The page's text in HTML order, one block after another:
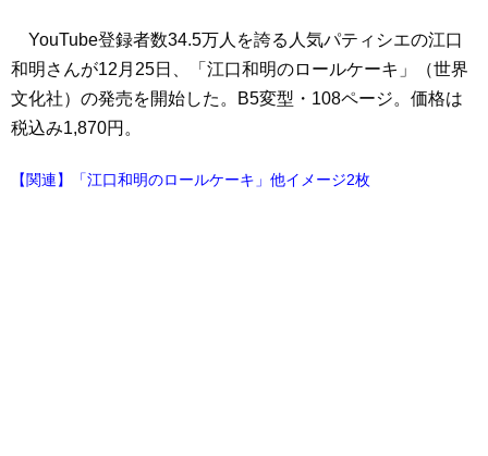
YouTube登録者数34.5万人を誇る人気パティシエの江口
和明さんが12月25日、「江口和明のロールケーキ」（世界
文化社）の発売を開始した。B5変型・108ページ。価格は
税込み1,870円。
【関連】「江口和明のロールケーキ」他イメージ2枚